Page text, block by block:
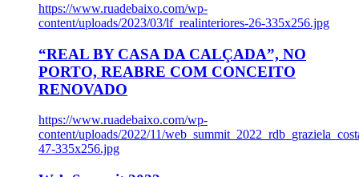
https://www.ruadebaixo.com/wp-
content/uploads/2023/03/lf_realinteriores-26-335x256.jpg
“REAL BY CASA DA CALÇADA”, NO
PORTO, REABRE COM CONCEITO
RENOVADO
https://www.ruadebaixo.com/wp-
content/uploads/2022/11/
47-335x256.jpg